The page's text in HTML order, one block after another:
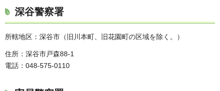
深谷警察署
所轄地区：深谷市（旧川本町、旧花園町の区域を除く。）
住所：深谷市戸森88-1
電話：048-575-0110